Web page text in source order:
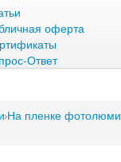
оферта
Ответ
На пленке